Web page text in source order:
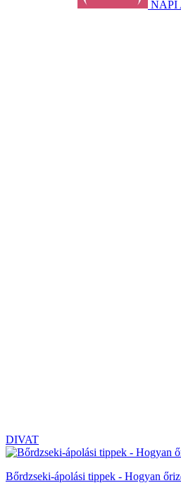
NAPI
DIVAT
Bőrdzseki-ápolási tippek - Hogyan